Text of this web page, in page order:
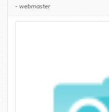
- webmaster